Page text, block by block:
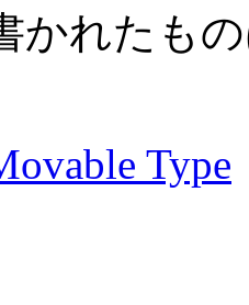
かれたも
Type